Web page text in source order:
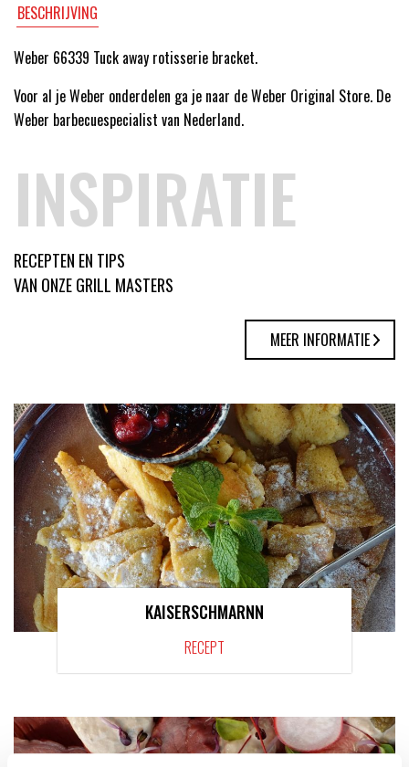
BESCHRIJVING
Weber 66339 Tuck away rotisserie bracket.
Voor al je Weber onderdelen ga je naar de Weber Original Store. De
Weber barbecuespecialist van Nederland.
INSPIRATIE
RECEPTEN EN TIPS
VAN ONZE GRILL MASTERS
MEER INFORMATIE
KAISERSCHMARNN
RECEPT